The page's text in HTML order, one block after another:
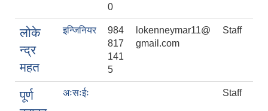
0
लोके
न्द्र
महत
इन्जिनियर
984
817
141
5
lokenneymar11@
gmail.com
Staff
पूर्ण
अःसःईः Staff